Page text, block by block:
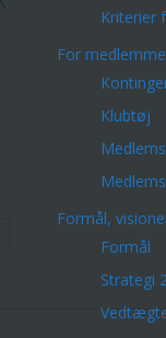
Kriterier
For
Klubtøj
Formål,
Formål
Strategi